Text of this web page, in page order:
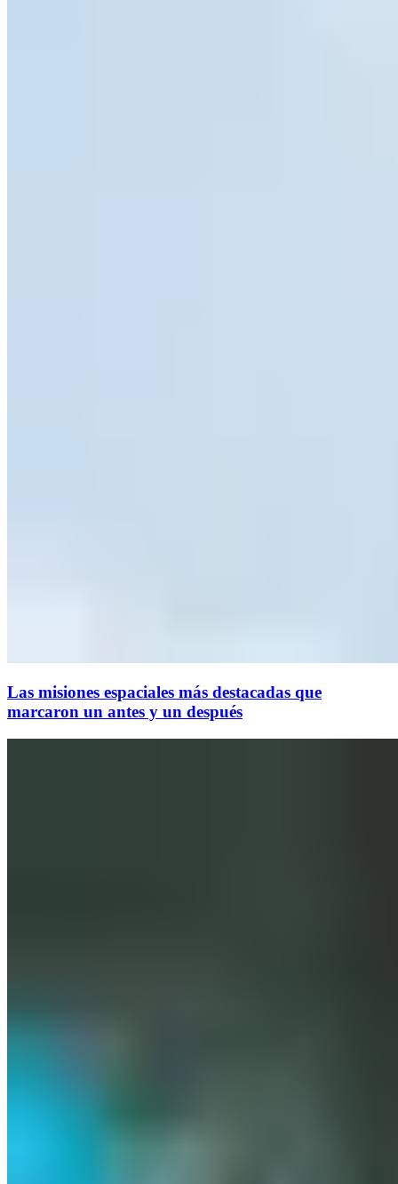
Las misiones espaciales más destacadas que
marcaron un antes y un después